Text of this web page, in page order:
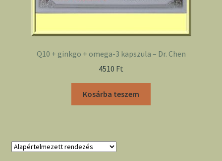
Q10 + ginkgo + omega-3 kapszula – Dr. Chen
4510 Ft
Kosárba teszem